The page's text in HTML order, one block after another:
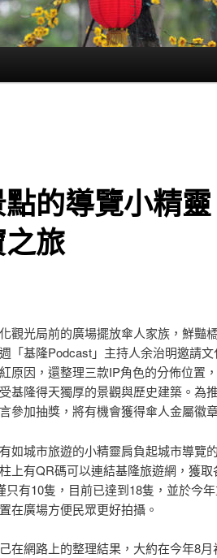
點的導覽小精
旅
觀光局前的廣場擺放傘人家族，鮮豔
「基隆Podcast」主持人余治明邀請
原因，還整理三款IP角色的分佈位置
基隆得天獨厚的景觀與歷史建築。為
參加抽獎，將有機會獲得傘人金屬徽
如城市旅遊的小精靈肩負起城市導覽
上有QR碼可以連結基隆旅遊網，獲
只有10隻，目前已達到18隻，並於今
在廣場方便民眾更好拍攝。
在網路上的整理結果，大約在今年8